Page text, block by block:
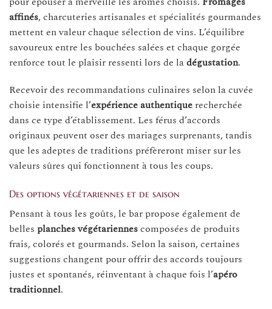
affinés, charcuteries artisanales et spécialités gourmandes
mettent en valeur chaque sélection de vins. L’équilibre
savoureux entre les bouchées salées et chaque gorgée
renforce tout le plaisir ressenti lors de ladégustation.
Recevoir des recommandations culinaires selon la cuvée
choisie intensifie l’expérience authentique recherchée
dans ce type d’établissement. Les férus d’accords
originaux peuvent oser des mariages surprenants, tandis
que les adeptes de traditions préfèreront miser sur les
valeurs sûres qui fonctionnent à tous les coups.
Des options végétariennes et de saison
Pensant à tous les goûts, le bar propose également de
belles planches végétariennescomposées de produits
frais, colorés et gourmands. Selon la saison, certaines
suggestions changent pour offrir des accords toujours
justes et spontanés, réinventant à chaque fois l’apéro
traditionnel.